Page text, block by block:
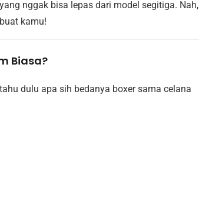
nggak bisa lepas dari model segitiga. Nah,
kamu!
Biasa?
dulu apa sih bedanya boxer sama celana